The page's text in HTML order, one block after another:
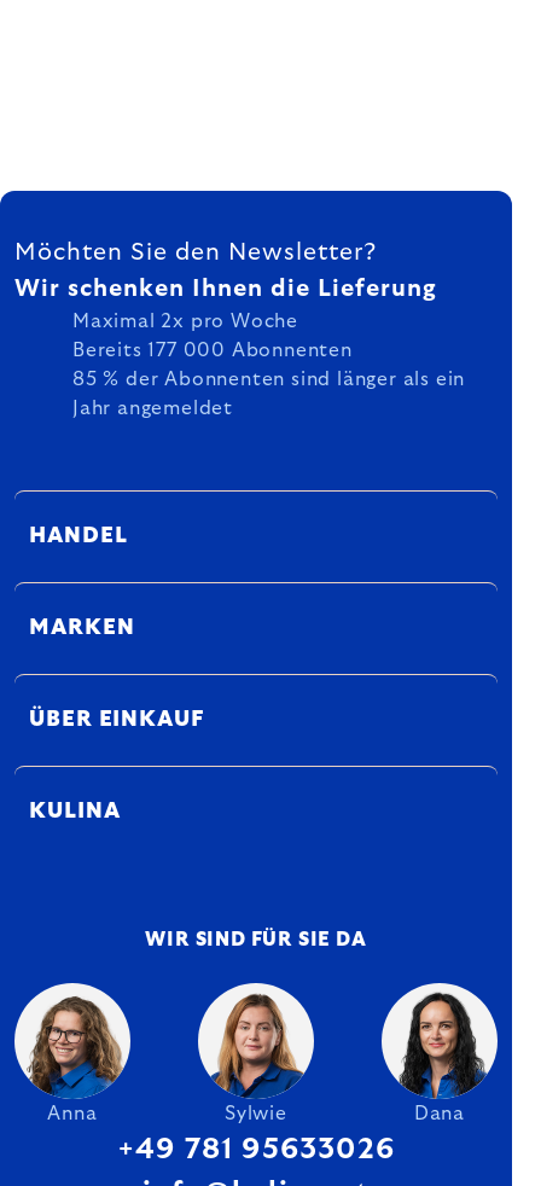
FUSSZEILE
Möchten Sie den Newsletter?
Wir schenken Ihnen die Lieferung
Maximal 2x pro Woche
Bereits 177 000 Abonnenten
85 % der Abonnenten sind länger als ein
Jahr angemeldet
HANDEL
MARKEN
ÜBER EINKAUF
KULINA
WIR SIND FÜR SIE DA
Anna Sylwie Dana
+49 781 95633026